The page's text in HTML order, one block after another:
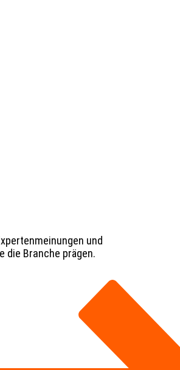
und
die Branche prägen.